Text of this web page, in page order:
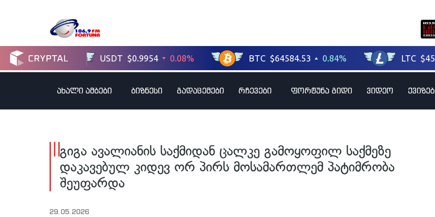
ახალი ამბები ბიზნესი გადაცემები რჩევები ფორტუნა გიდი ვიდეო
გიგა ავალიანის საქმიდან ცალკე გამოყოფილ საქმეზე
დაკავებულ კიდევ ორ პირს მოსამართლემ პატიმრობა
შეუფარდა
29.05.2026